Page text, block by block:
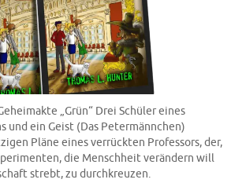
„Grün“ Drei Schüler eines
und ein Geist (Das Petermännchen)
Pläne eines verrückten Professors, der,
die Menschheit verändern will
strebt, zu durchkreuzen.